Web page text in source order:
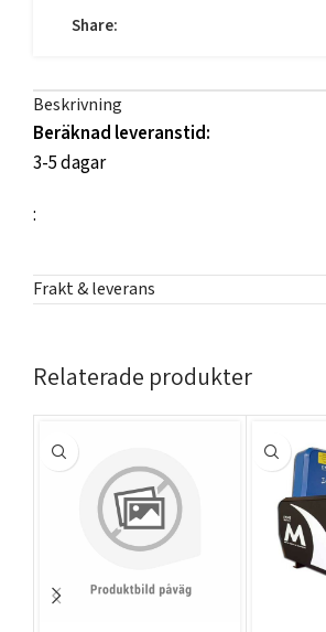
Share:
Beskrivning
Beräknad leveranstid:
3-5 dagar
:
Frakt & leverans
Relaterade produkter